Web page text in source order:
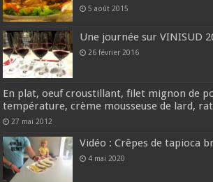
5 août 2015
Une journée sur VINISUD
26 février 2016
En plat, oeuf croustillant, filet mignon de
température, crème mousseuse de lard,
27 mai 2012
Vidéo : Crêpes de tapioca
4 mai 2020